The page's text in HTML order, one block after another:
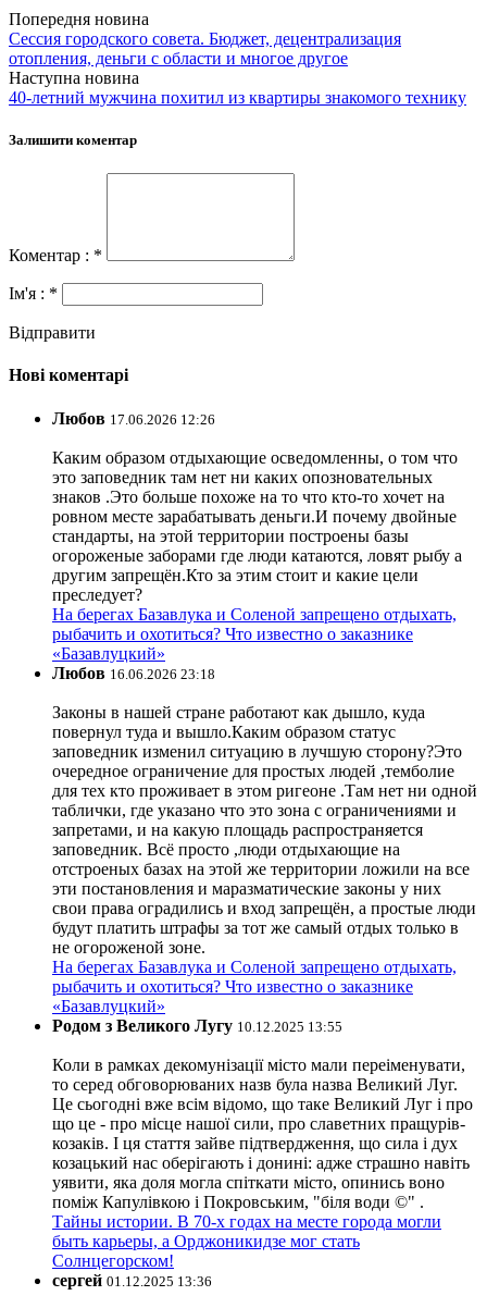
Попередня новина
Сессия городского совета. Бюджет, децентрализация
отопления, деньги с области и многое другое
Наступна новина
40-летний мужчина похитил из квартиры знакомого технику
Залишити коментар
Коментар : *
Ім'я : *
Відправити
Нові коментарі
Любов 17.06.2026 12:26
Каким образом отдыхающие осведомленны, о том что
это заповедник там нет ни каких опозновательных
знаков .Это больше похоже на то что кто-то хочет на
ровном месте зарабатывать деньги.И почему двойные
стандарты, на этой территории построены базы
огороженые заборами где люди катаются, ловят рыбу а
другим запрещён.Кто за этим стоит и какие цели
преследует?
На берегах Базавлука и Соленой запрещено отдыхать,
рыбачить и охотиться? Что известно о заказнике
«Базавлуцкий»
Любов 16.06.2026 23:18
Законы в нашей стране работают как дышло, куда
повернул туда и вышло.Каким образом статус
заповедник изменил ситуацию в лучшую сторону?Это
очередное ограничение для простых людей ,темболие
для тех кто проживает в этом ригеоне .Там нет ни одной
таблички, где указано что это зона с ограничениями и
запретами, и на какую площадь распространяется
заповедник. Всё просто ,люди отдыхающие на
отстроеных базах на этой же территории ложили на все
эти постановления и маразматические законы у них
свои права оградились и вход запрещён, а простые люди
будут платить штрафы за тот же самый отдых только в
не огороженой зоне.
На берегах Базавлука и Соленой запрещено отдыхать,
рыбачить и охотиться? Что известно о заказнике
«Базавлуцкий»
Родом з Великого Лугу 10.12.2025 13:55
Коли в рамках декомунізації місто мали переіменувати,
то серед обговорюваних назв була назва Великий Луг.
Це сьогодні вже всім відомо, що таке Великий Луг і про
що це - про місце нашої сили, про славетних пращурів-
козаків. І ця стаття зайве підтвердження, що сила і дух
козацький нас оберігають і донині: адже страшно навіть
уявити, яка доля могла спіткати місто, опинись воно
поміж Капулівкою і Покровським, "біля води ©" .
Тайны истории. В 70-х годах на месте города могли
быть карьеры, а Орджоникидзе мог стать
Солнцегорском!
сергей 01.12.2025 13:36